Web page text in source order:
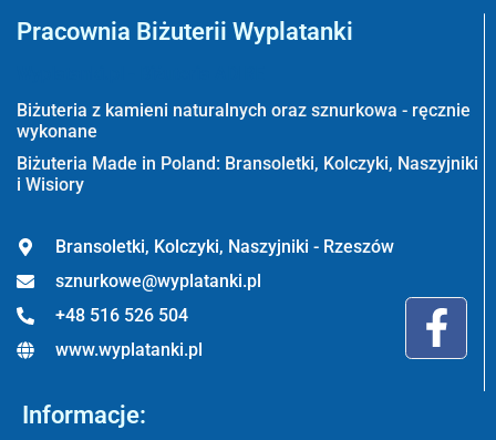
Pracownia Biżuterii Wyplatanki
Biżuteria z kamieni naturalnych oraz sznurkowa - ręcznie
wykonane
Biżuteria Made in Poland: Bransoletki, Kolczyki, Naszyjniki
i Wisiory
Bransoletki, Kolczyki, Naszyjniki - Rzeszów
sznurkowe@wyplatanki.pl
+48 516 526 504
www.wyplatanki.pl
Informacje: